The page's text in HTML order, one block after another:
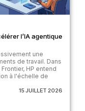
l’IA agentique
une
de travail. Dans
HP entend
à l'échelle de
15 JUILLET 2026